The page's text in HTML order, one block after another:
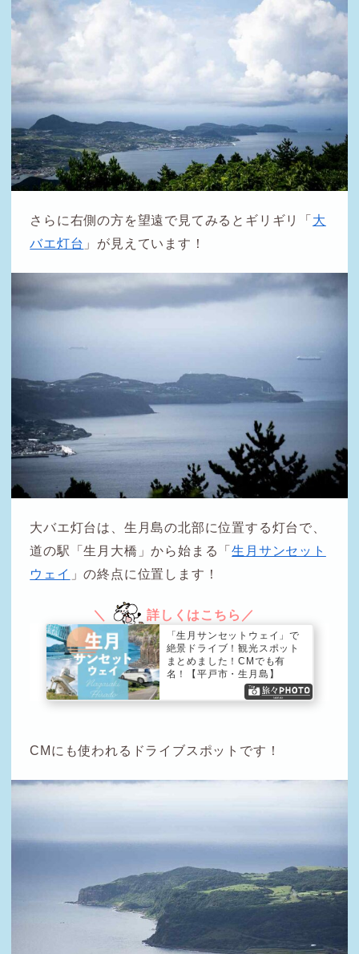
さらに右側の方を望遠で見てみるとギリギリ「 大
バエ灯台 」が見えています！
大バエ灯台は、生月島の北部に位置する灯台で、
道の駅「生月大橋」から始まる「生月サンセット
ウェイ 」の終点に位置します！
「生月サンセットウェイ」で
絶景ドライブ！観光スポット
まとめました！CMでも有
名！【平戸市・生月島】
CMにも使われるドライブスポットです！